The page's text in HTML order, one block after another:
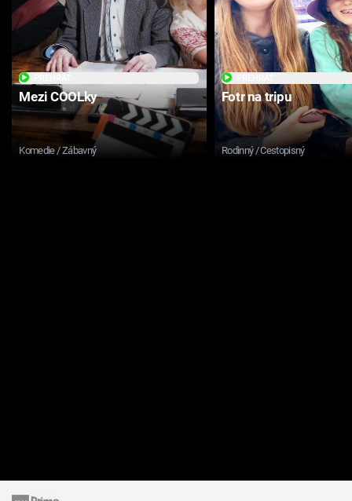
Mezi COOLky
Komedie / Zábavný
Fotr na tripu
Rodinný / Cestopisný